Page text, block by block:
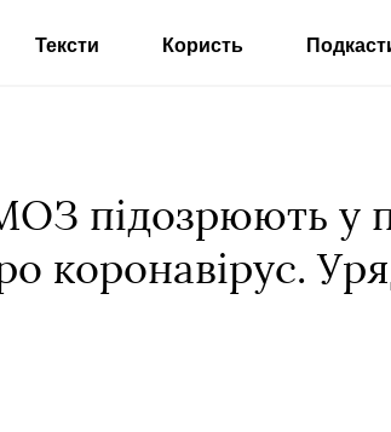
Тексти Користь
підозрюють у
коронавірус.